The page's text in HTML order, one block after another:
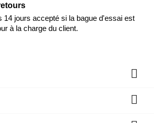
14 jours accepté si la bague d'essai est
à la charge du client.

